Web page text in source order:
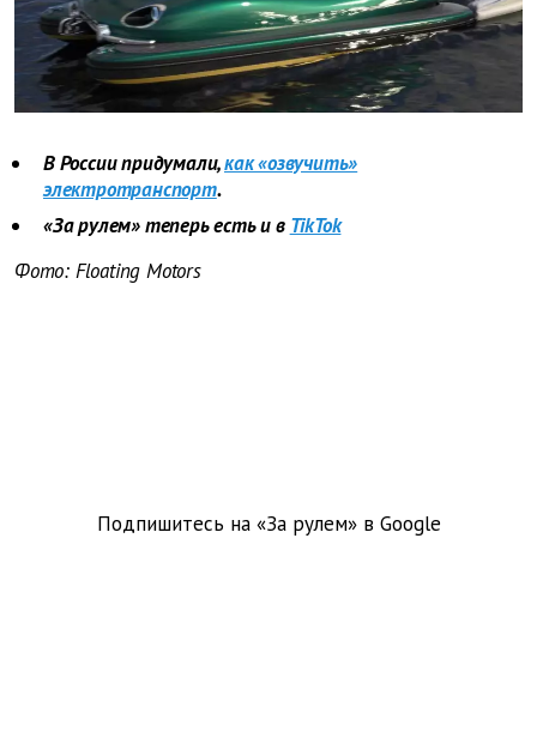
В России придумали,как «озвучить»
электротранспорт.
«За рулем» теперь есть и в TikTok
Фото: Floating Motors
Подпишитесь на «За рулем» в Google